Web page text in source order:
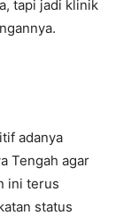
tapi jadi klinik
adanya
Tengah agar
ini terus
status